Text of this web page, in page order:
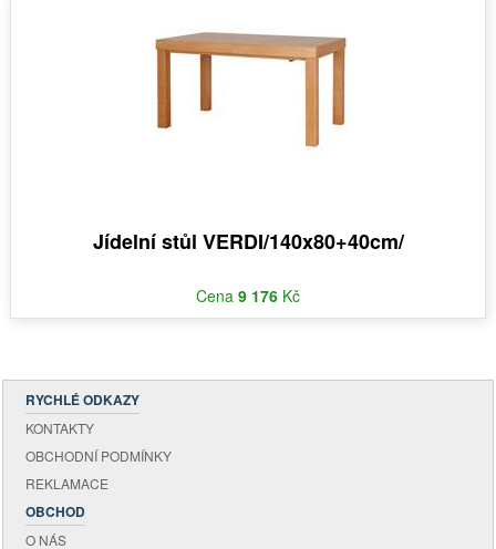
Jídelní stůl VERDI/140x80+40cm/
Cena 9 176 Kč
RYCHLÉ ODKAZY
KONTAKTY
OBCHODNÍ PODMÍNKY
REKLAMACE
OBCHOD
O NÁS